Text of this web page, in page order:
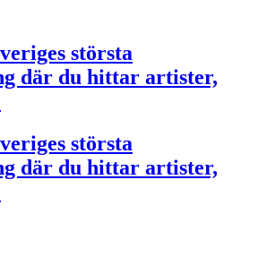
största
där du hittar artister,
största
där du hittar artister,